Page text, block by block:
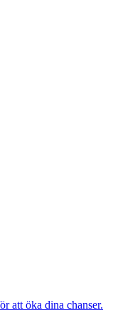
att öka dina chanser.